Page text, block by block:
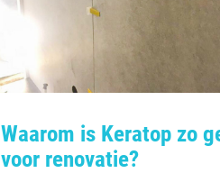
Waarom is Keratop zo
voor renovatie?